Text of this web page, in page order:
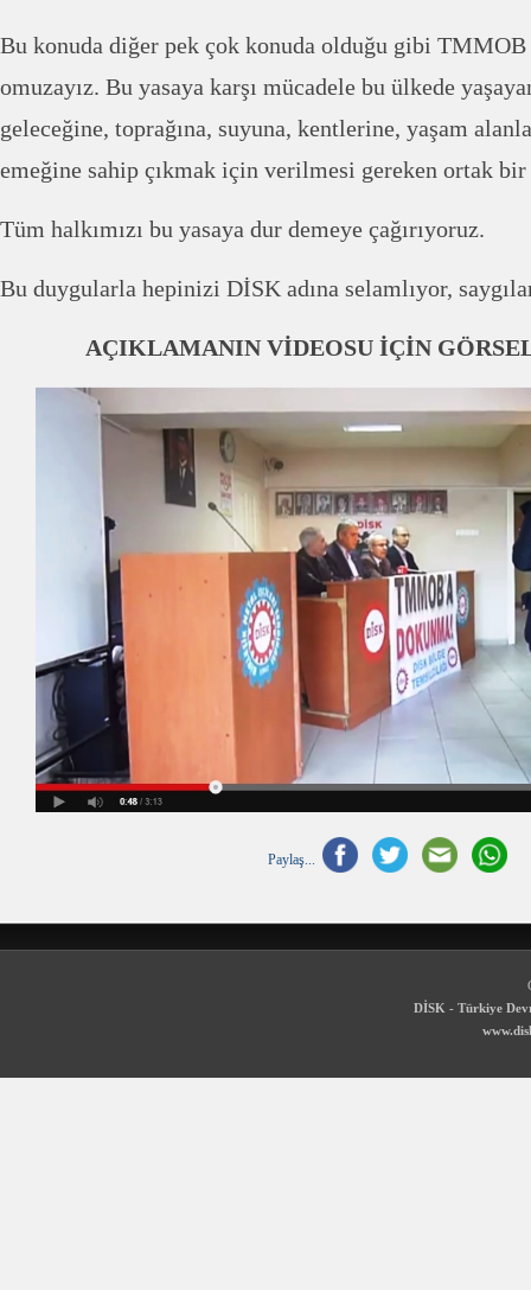
Bu konuda diğer pek çok konuda olduğu gibi
omuzayız. Bu yasaya karşı mücadele bu ülkede
geleceğine, toprağına, suyuna, kentlerine, yaşam
emeğine sahip çıkmak için verilmesi gereken ortak
Tüm halkımızı bu yasaya dur demeye çağırıyoruz.
Bu duygularla hepinizi DİSK adına selamlıyor,
AÇIKLAMANIN VİDEOSU İÇİN
Paylaş...
DİSK - Türkiye